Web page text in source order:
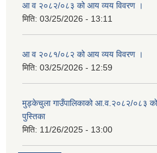
आ व २०८२/०८३ को आय व्यय विवरण ।
मिति: 03/25/2026 - 13:11
आ व २०८१/०८२ को आय व्यय विवरण ।
मिति: 03/25/2026 - 12:59
मुड्केचुला गाउँपालिकाको आ.व.२०८२/०८३ को
पुस्तिका
मिति: 11/26/2025 - 13:00